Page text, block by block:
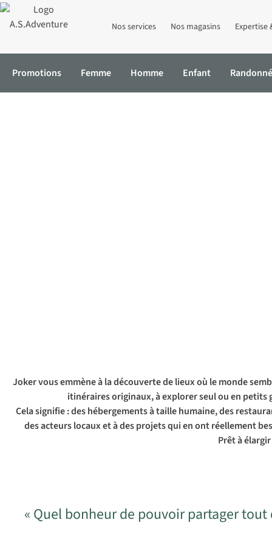
Nos services Nos magasins Expertise
Promotions Femme Homme Enfant
Joker vous emmène à la découverte de lieux où le monde
itinéraires originaux, à explorer seul ou en petits
Cela signifie : des hébergements à taille humaine, des
des acteurs locaux et à des projets qui en ont réellement
Prêt à
« Quel bonheur de pouvoir partager